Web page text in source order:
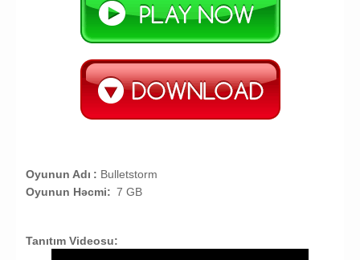
Oyunun Adı : Bulletstorm
Oyunun Həcmi: 7 GB
Tanıtım Videosu: